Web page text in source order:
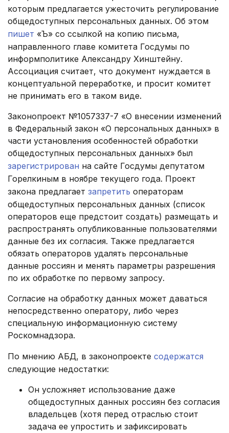
которым предлагается ужесточить регулирование
общедоступных персональных данных. Об этом
пишет «Ъ» со ссылкой на копию письма,
направленного главе комитета Госдумы по
информполитике Александру Хинштейну.
Ассоциация считает, что документ нуждается в
концептуальной переработке, и просит комитет
не принимать его в таком виде.
Законопроект №1057337-7 «О внесении изменений
в Федеральный закон «О персональных данных» в
части установления особенностей обработки
общедоступных персональных данных» был
зарегистрирован на сайте Госдумы депутатом
Горелкиным в ноябре текущего года. Проект
закона предлагает запретить операторам
общедоступных персональных данных (список
операторов еще предстоит создать) размещать и
распространять опубликованные пользователями
данные без их согласия. Также предлагается
обязать операторов удалять персональные
данные россиян и менять параметры разрешения
по их обработке по первому запросу.
Согласие на обработку данных может даваться
непосредственно оператору, либо через
специальную информационную систему
Роскомнадзора.
По мнению АБД, в законопроекте содержатся
следующие недостатки:
Он усложняет использование даже
общедоступных данных россиян без согласия
владельцев (хотя перед отраслью стоит
задача ее упростить и зафиксировать